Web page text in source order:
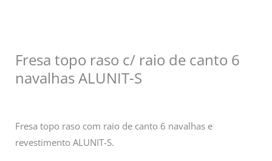
Fresa topo raso c/ raio de canto 6
navalhas ALUNIT-S
Fresa topo raso com raio de canto 6 navalhas e
revestimento ALUNIT-S.